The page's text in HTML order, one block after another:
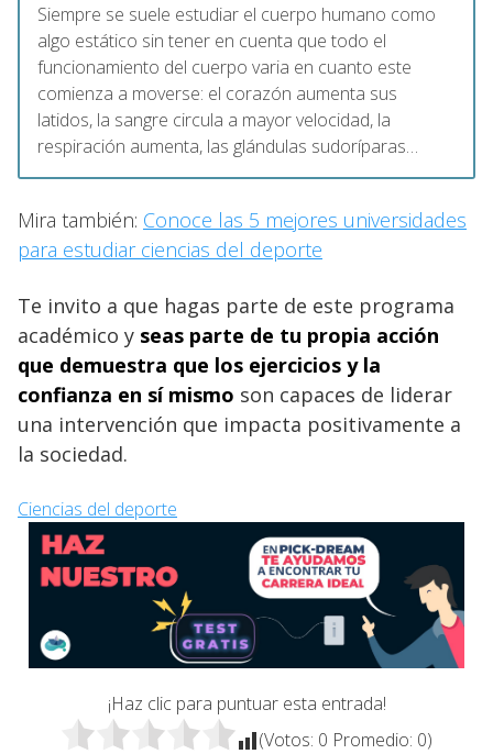
Siempre se suele estudiar el cuerpo humano como
algo estático sin tener en cuenta que todo el
funcionamiento del cuerpo varia en cuanto este
comienza a moverse: el corazón aumenta sus
latidos, la sangre circula a mayor velocidad, la
respiración aumenta, las glándulas sudoríparas…
Mira también: Conoce las 5 mejores universidades
para estudiar ciencias del deporte
Te invito a que hagas parte de este programa
académico y seas parte de tu propia acción
que demuestra que los ejercicios y la
confianza en sí mismo son capaces de liderar
una intervención que impacta positivamente a
la sociedad.
Ciencias del deporte
¡Haz clic para puntuar esta entrada!
(Votos: 0 Promedio: 0)